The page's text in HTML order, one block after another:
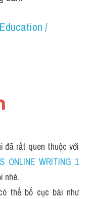
/
đã rất quen thuộc với
ONLINE WRITING 1
nhé.
thể bố cục bài như